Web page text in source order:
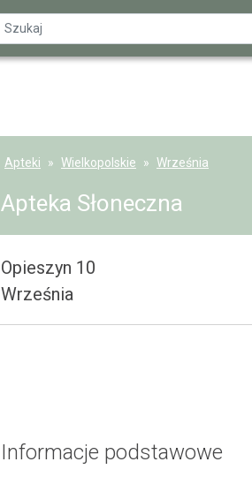
Apteki Wielkopolskie Września
Apteka Słoneczna
Opieszyn 10
Września
Informacje podstawowe